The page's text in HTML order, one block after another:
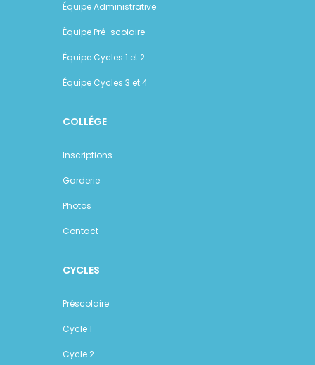
Équipe Administrative
Équipe Pré-scolaire
Équipe Cycles 1 et 2
Équipe Cycles 3 et 4
COLLÉGE
Inscriptions
Garderie
Photos
Contact
CYCLES
Préscolaire
Cycle 1
Cycle 2